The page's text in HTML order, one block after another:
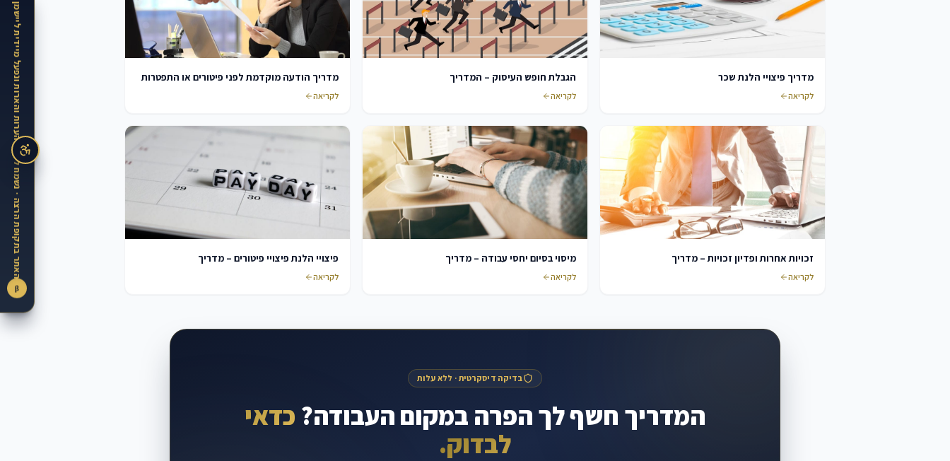
β
האתר בתקופת הרצה · נשמח לקבל הערות והארות ונפעל מיידית ליישמן מדריך פיצויי הלנת שכר
לקריאה
הגבלת חופש העיסוק – המדריך
לקריאה
מדריך הודעה מוקדמת לפני פיטורים או התפטרות
לקריאה
זכויות אחרות ופדיון זכויות – מדריך
לקריאה
מיסוי בסיום יחסי עבודה – מדריך
לקריאה
פיצויי הלנת פיצויי פיטורים – מדריך
לקריאה
בדיקה דיסקרטית · ללא עלות
המדריך חשף לך הפרה במקום העבודה? כדאי
לבדוק.